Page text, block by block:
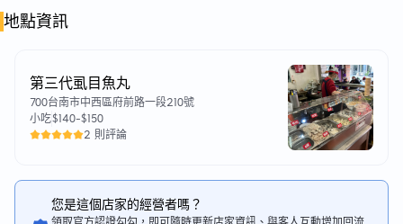
地點資訊
第三代虱目魚丸
700台南市中西區府前路一段210號
小吃$140-$150
2 則評論
您是這個店家的經營者嗎？